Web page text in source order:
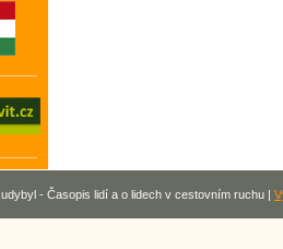
- Časopis lidí a o lidech v cestovním ruchu |